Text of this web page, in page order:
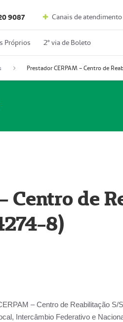
9087 Canais de atendimento
Próprios 2º via de Boleto
Centro de
8)
– Centro de Reabilitação S/
Intercâmbio Federativo e